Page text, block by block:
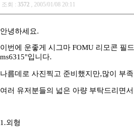
조회 : 3572 , 2005/01/08 20:11
안녕하세요.
이번에 운좋게 시그마 FOMU 리모콘 필
ms6315"입니다.
나름데로 사진찍고 준비했지만,많이 부
여러 유저분들의 넓은 아량 부탁드리면
1.외형